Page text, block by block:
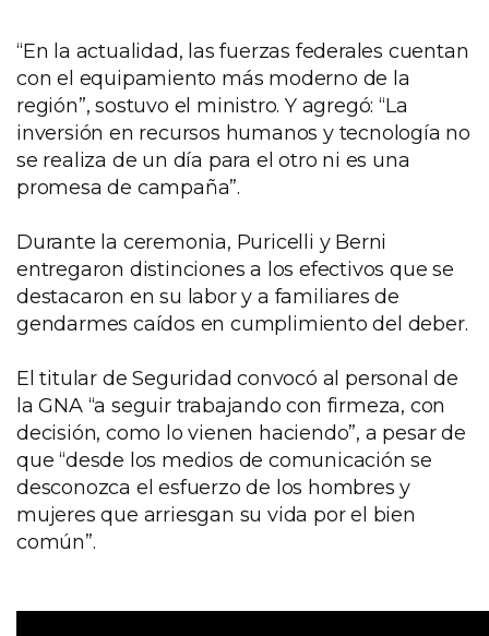
“En la actualidad, las fuerzas federales cuentan
con el equipamiento más moderno de la
región”, sostuvo el ministro. Y agregó: “La
inversión en recursos humanos y tecnología no
se realiza de un día para el otro ni es una
promesa de campaña”.
Durante la ceremonia, Puricelli y Berni
entregaron distinciones a los efectivos que se
destacaron en su labor y a familiares de
gendarmes caídos en cumplimiento del deber.
El titular de Seguridad convocó al personal de
la GNA “a seguir trabajando con firmeza, con
decisión, como lo vienen haciendo”, a pesar de
que “desde los medios de comunicación se
desconozca el esfuerzo de los hombres y
mujeres que arriesgan su vida por el bien
común”.